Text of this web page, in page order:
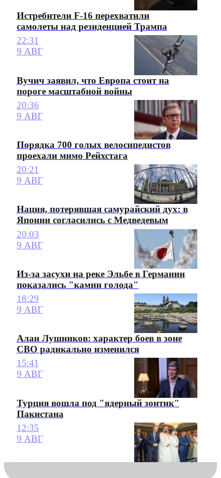
Истребители F-16 перехватили
самолеты над резиденцией Трампа
22:31
9 АВГ
Вучич заявил, что Европа стоит на
пороге масштабной войны
20:36
9 АВГ
Порядка 700 голых велосипедистов
проехали мимо Рейхстага
20:21
9 АВГ
Нация, потерявшая самурайский дух: в
Японии согласились с Медведевым
20:03
9 АВГ
Из-за засухи на реке Эльбе в Германии
показались "камни голода"
18:29
9 АВГ
Алан Лушников: характер боев в зоне
СВО радикально изменился
15:41
9 АВГ
Турция вошла под "ядерный зонтик"
Пакистана
12:35
9 АВГ